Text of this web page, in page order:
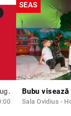
rol principal–
bun actor în rol
SEAS
Bubu